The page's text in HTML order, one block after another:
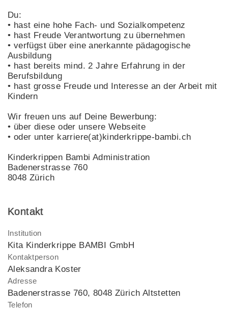
Du:
• hast eine hohe Fach- und Sozialkompetenz
• hast Freude Verantwortung zu übernehmen
• verfügst über eine anerkannte pädagogische
Ausbildung
• hast bereits mind. 2 Jahre Erfahrung in der
Berufsbildung
• hast grosse Freude und Interesse an der Arbeit mit
Kindern
Wir freuen uns auf Deine Bewerbung:
• über diese oder unsere Webseite
• oder unter karriere(at)kinderkrippe-bambi.ch
Kinderkrippen Bambi Administration
Badenerstrasse 760
8048 Zürich
Kontakt
Institution
Kita Kinderkrippe BAMBI GmbH
Kontaktperson
Aleksandra Koster
Adresse
Badenerstrasse 760,8048 Zürich Altstetten
Telefon